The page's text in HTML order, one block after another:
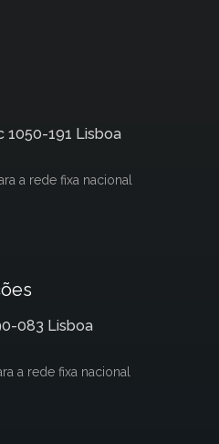
1050-191 Lisboa
a rede fixa nacional
083 Lisboa
a rede fixa nacional